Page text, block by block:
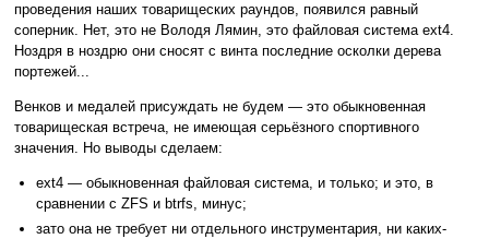
проведения наших товарищеских раундов, появился равный
соперник. Нет, это не Володя Лямин, это файловая система ext4.
Ноздря в ноздрю они сносят с винта последние осколки дерева
портежей...
Венков и медалей присуждать не будем — это обыкновенная
товарищеская встреча, не имеющая серьёзного спортивного
значения. Но выводы сделаем:
ext4 — обыкновенная файловая система, и только; и это, в
сравнении с ZFS и btrfs, минус;
зато она не требует ни отдельного инструментария, ни каких-